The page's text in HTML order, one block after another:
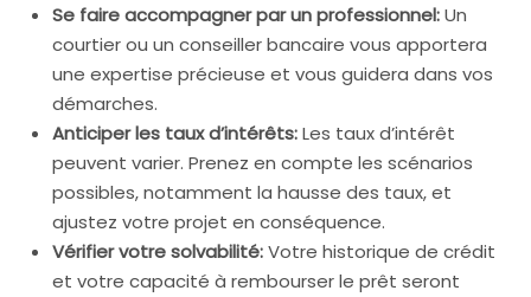
Se faire accompagner par un professionnel:Un
courtier ou un conseiller bancaire vous apportera
une expertise précieuse et vous guidera dans vos
démarches.
Anticiper les taux d’intérêts:Les taux d’intérêt
peuvent varier. Prenez en compte les scénarios
possibles, notamment la hausse des taux, et
ajustez votre projet en conséquence.
Vérifier votre solvabilité:Votre historique de crédit
et votre capacité à rembourser le prêt seront